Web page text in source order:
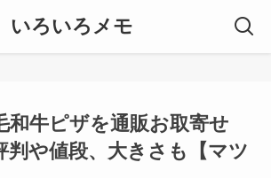
いろいろメモ
和牛ピザを通販お取寄せ
判や値段、大きさも【マツ